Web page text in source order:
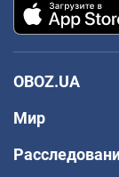
OBOZ.UA
Мир